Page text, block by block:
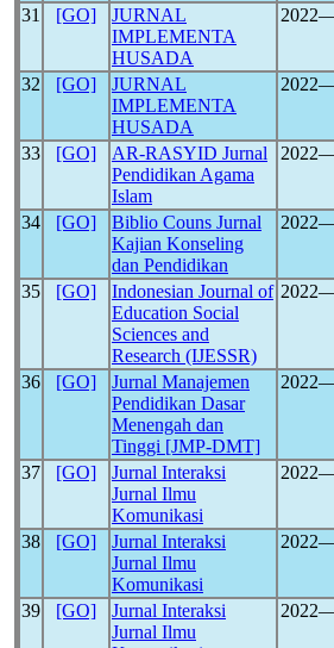
31 [GO]
JURNAL
IMPLEMENTA
HUSADA
32 [GO]
JURNAL
IMPLEMENTA
HUSADA
33 [GO]
AR-RASYID Jurnal
Pendidikan Agama
Islam
34
[GO]
Biblio Couns Jurnal
Kajian Konseling
dan Pendidikan
35 [GO]
Indonesian Journal of
Education Social
Sciences and
Research (IJESSR)
36
[GO]
Jurnal Manajemen
Pendidikan Dasar
Menengah dan
Tinggi [JMP-DMT]
37 [GO]
Jurnal Interaksi
Jurnal Ilmu
Komunikasi
38 [GO]
Jurnal Interaksi
Jurnal Ilmu
Komunikasi
39 [GO]
Jurnal Interaksi
Jurnal Ilmu